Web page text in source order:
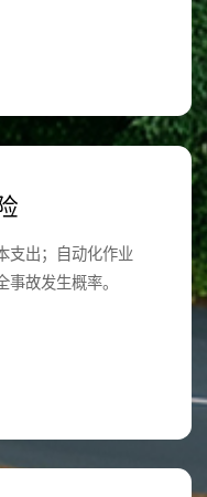
支出；自动化作业
故发生概率。​